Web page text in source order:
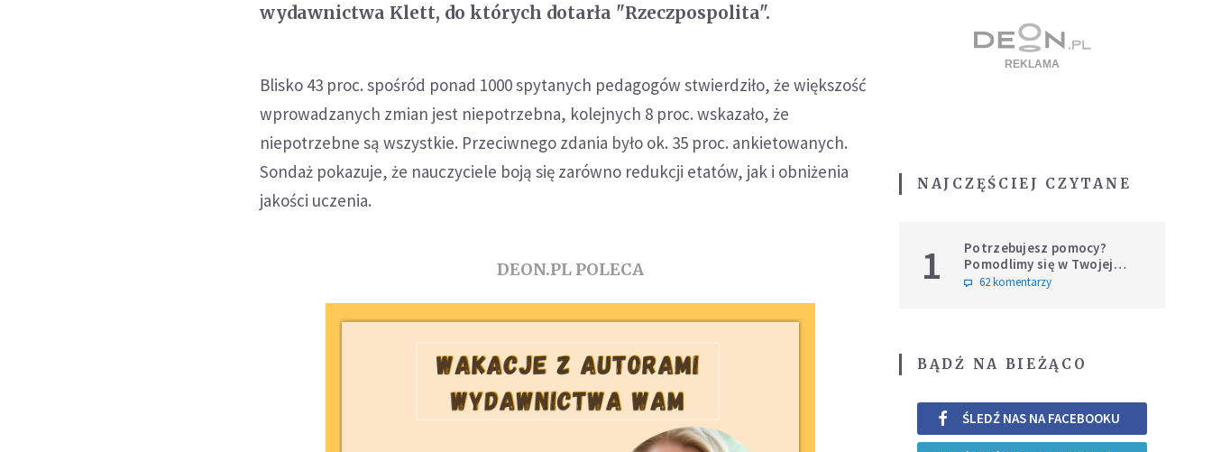
wydawnictwa Klett, do których dotarła "Rzeczpospolita".
Blisko 43 proc. spośród ponad 1000 spytanych pedagogów stwierdziło, że większość
wprowadzanych zmian jest niepotrzebna, kolejnych 8 proc. wskazało, że
niepotrzebne są wszystkie. Przeciwnego zdania było ok. 35 proc. ankietowanych.
Sondaż pokazuje, że nauczyciele boją się zarówno redukcji etatów, jak i obniżenia
jakości uczenia.
DEON.PL POLECA
NAJCZĘŚCIEJ CZYTANE
1
Potrzebujesz pomocy?
Pomodlimy się w Twojej
intencji
62 komentarzy
BĄDŹ NA BIEŻĄCO
ŚLEDŹ NAS NA FACEBOOKU